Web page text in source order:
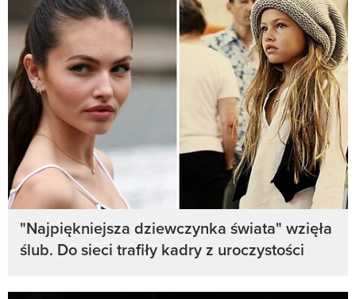
"Najpiękniejsza dziewczynka świata" wzięła
ślub. Do sieci trafiły kadry z uroczystości